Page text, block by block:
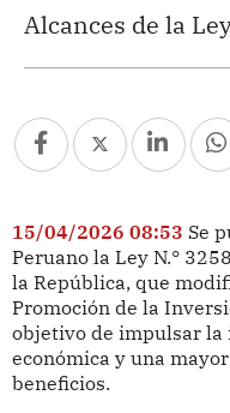
Alcances de la
15/04/2026 08:53 Se
Peruano la Ley N.°
la República, que
Promoción de la
objetivo de impulsar la
económica y una
beneficios.